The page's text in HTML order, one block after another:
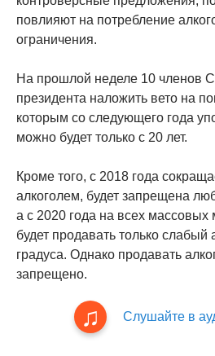
повлияют на потребление
ограничения.
На прошлой неделе 10 членов
президента наложить вето на
которым со следующего года
можно будет только с 20 лет.
Кроме того, с 2018 года
алкоголем, будет запрещена
а с 2020 года на всех
будет продавать только слабый
градуса. Однако продавать
запрещено.
Слушайте в